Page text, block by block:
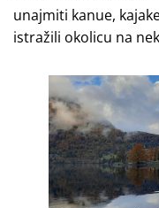
unajmiti kanue,
istražili okolicu na